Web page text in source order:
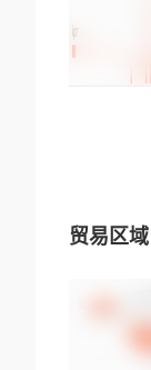
贸易区域